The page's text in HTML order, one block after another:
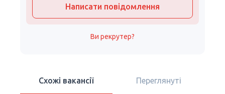
Написати повідомлення
Ви рекрутер?
Схожі вакансії Переглянуті